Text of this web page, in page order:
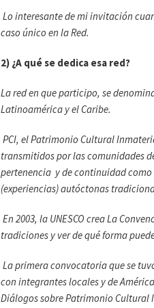
Lo interesante de mi invitación
caso único en la Red.
2) ¿A qué se dedica esa red?
La red en que participo, se
Latinoamérica y el Caribe.
PCI, el Patrimonio Cultural
transmitidos por las comunidades
pertenencia y de continuidad
(experiencias) autóctonas
En 2003, la UNESCO crea La
tradiciones y ver de qué forma
La primera convocatoria que se
con integrantes locales y de
Diálogos sobre Patrimonio Cultural